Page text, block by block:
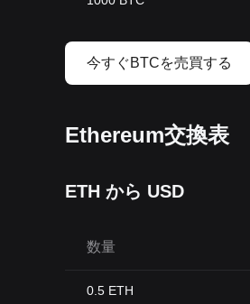
今すぐBTCを売買する
Ethereum交換表
ETH から USD
数量
0.5 ETH